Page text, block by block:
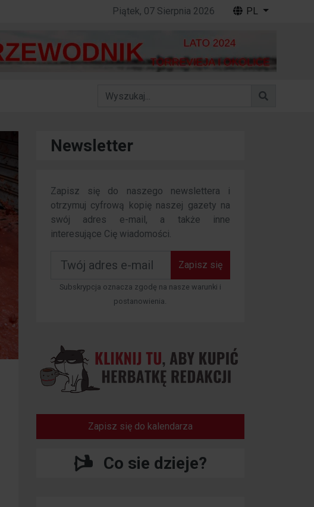
Piątek, 07 Sierpnia 2026 PL
Newsletter
Zapisz się do naszego newslettera i
otrzymuj cyfrową kopię naszej gazety na
swój adres e-mail, a także inne
interesujące Cię wiadomości.
Zapisz się
Subskrypcja oznacza zgodę na nasze warunki i
postanowienia.
Zapisz się do kalendarza
Co sie dzieje?